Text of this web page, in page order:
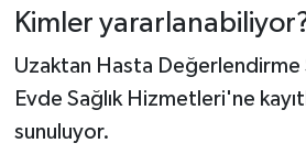
Kimler
Uzaktan Hasta Değerlendirme
Evde Sağlık Hizmetleri'ne
sunuluyor.